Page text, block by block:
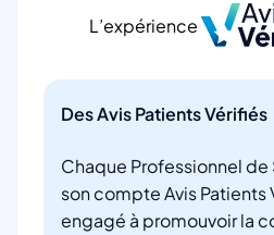
L’expérience
Des Avis Patients Vérifiés
Chaque Professionnel
son compte Avis Patients
engagé à promouvoir la